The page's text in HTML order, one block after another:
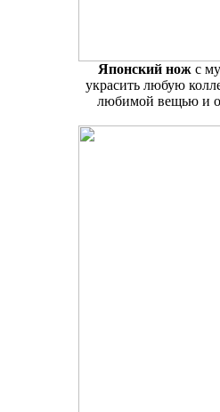
Японский нож с
украсить любую
любимой вещью и